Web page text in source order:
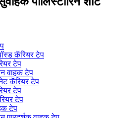
कॅरियर टेप
टेप
वाहक टेप
कॅरियर टेप
टेप
टेप
टेप